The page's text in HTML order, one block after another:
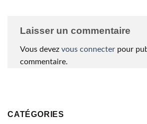
Laisser un commentaire
Vous devez vous connecter pour
commentaire.
CATÉGORIES